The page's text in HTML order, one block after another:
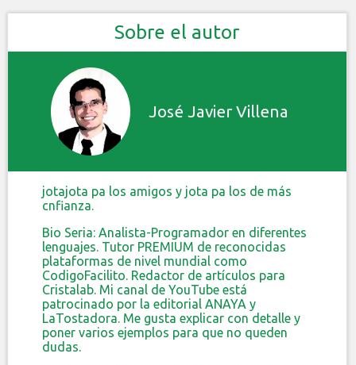
Sobre el autor
José Javier Villena
jotajota pa los amigos y jota pa los de más
cnfianza.
Bio Seria: Analista-Programador en diferentes
lenguajes. Tutor PREMIUM de reconocidas
plataformas de nivel mundial como
CodigoFacilito. Redactor de artículos para
Cristalab. Mi canal de YouTube está
patrocinado por la editorial ANAYA y
LaTostadora. Me gusta explicar con detalle y
poner varios ejemplos para que no queden
dudas.